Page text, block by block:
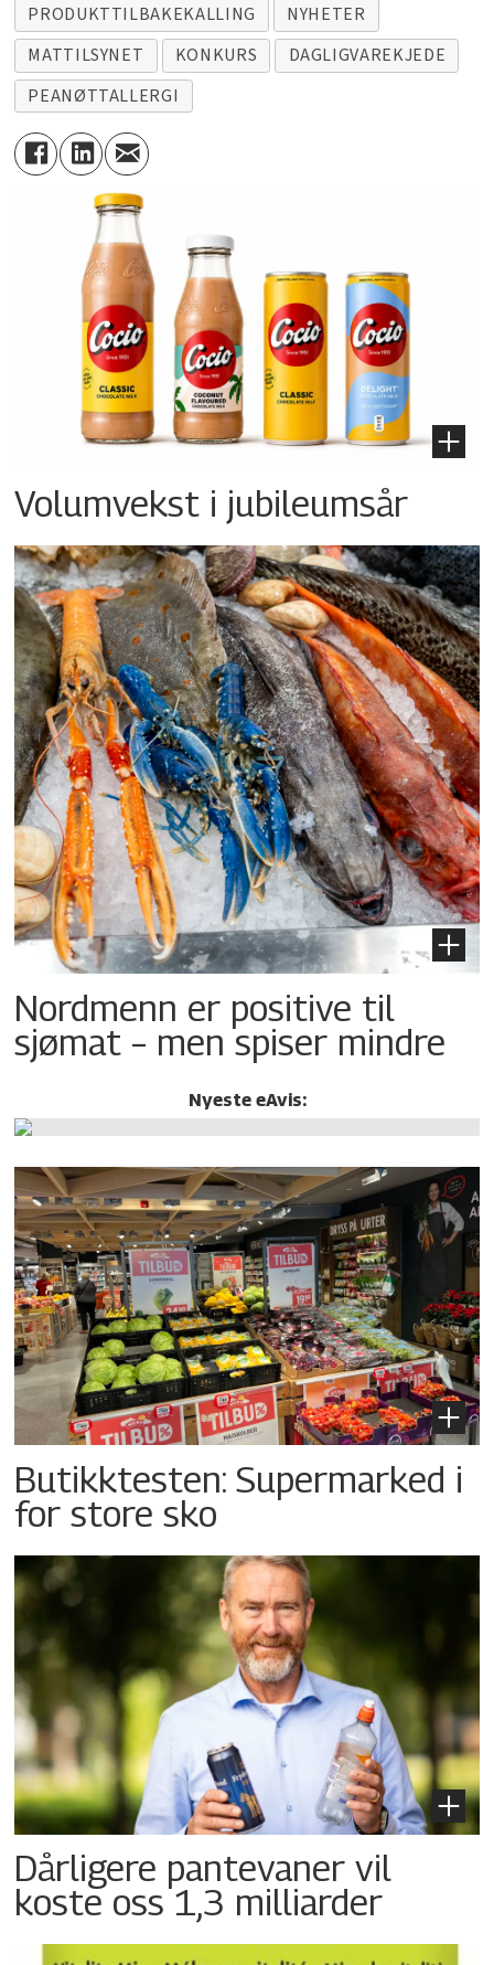
PRODUKTTILBAKEKALLING
NYHETER
MATTILSYNET
KONKURS
DAGLIGVAREKJEDE
PEANØTTALLERGI
Volumvekst i jubileumsår
Nordmenn er positive til
sjømat – men spiser mindre
Nyeste eAvis:
Butikktesten: Supermarked i
for store sko
Dårligere pantevaner vil
koste oss 1,3 milliarder